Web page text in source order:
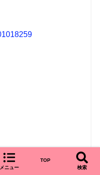
メニュー
TOP
検索